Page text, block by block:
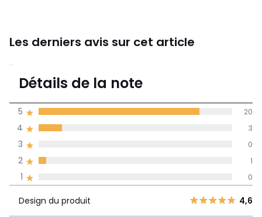
Les derniers avis sur cet article
4,8
moyenne des avis
dans toutes les
0
4
5 4,6
Détails de la note
1 0
2 1
3 0
4 3
5 20
Design du produit 4,6